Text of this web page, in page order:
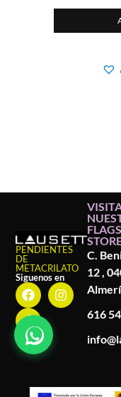
PENDIENTES
DE
METACRILATO
Siguenos en
C.
12 ,
616